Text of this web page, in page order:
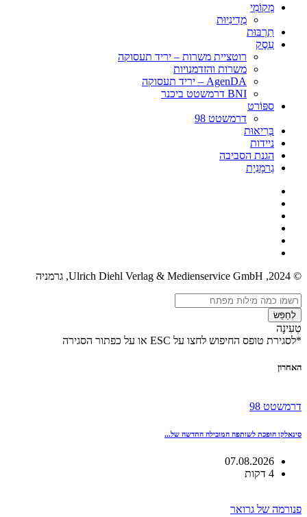
מְקוֹמִי
מְדִינִיוּת
תַרְבּוּת
עֵסֶק
רוטציית משרות – יריד תעסוקה
משרות והזדמנויות
AgenDA – יריד תעסוקה
BNI דרמשטט ביכנר
ספּוֹרט
דרמשטט 98
בְּרִיאוּת
ניידות
הגנת הסביבה
גֶרמָנִיָת
© 2024, Ulrich Diehl Verlag & Medienservice GmbH, גרמניה
לְחַפֵּשׂ
טְעִינָה
*לסגירת טופס החיפוש לחצו על ESC או על כפתור הסגירה
האחרון
דרמשטט 98
סינאלקו הופכת לשותפה המובילה החדשה של...
07.08.2026
4 דקות
פנורמה של גרואר